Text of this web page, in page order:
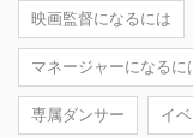
映画監督になるには
マネージャーになるに
専属ダンサー イ